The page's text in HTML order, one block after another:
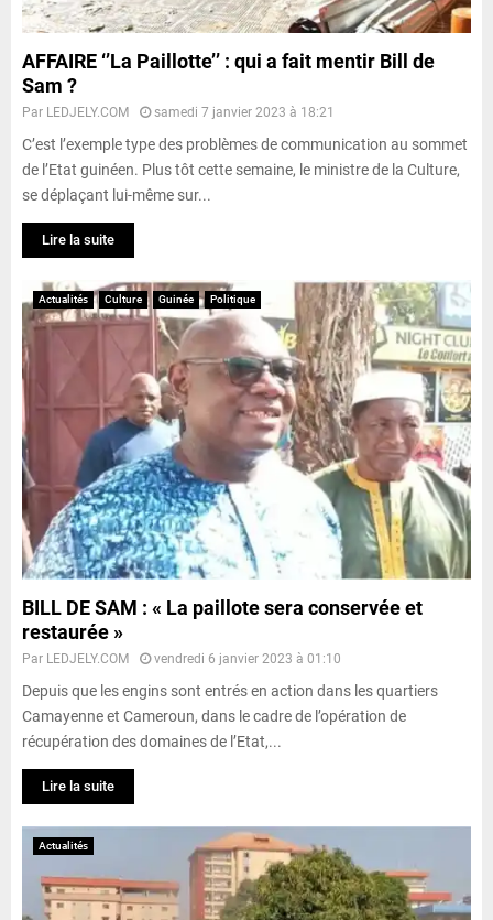
AFFAIRE ‘’La Paillotte’’ : qui a fait mentir Bill de
Sam ?
Par LEDJELY.COM samedi 7 janvier 2023 à 18:21
C’est l’exemple type des problèmes de communication au sommet
de l’Etat guinéen. Plus tôt cette semaine, le ministre de la Culture,
se déplaçant lui-même sur...
Lire la suite
Actualités Culture Guinée Politique
BILL DE SAM : « La paillote sera conservée et
restaurée »
Par LEDJELY.COM vendredi 6 janvier 2023 à 01:10
Depuis que les engins sont entrés en action dans les quartiers
Camayenne et Cameroun, dans le cadre de l’opération de
récupération des domaines de l’Etat,...
Lire la suite
Actualités